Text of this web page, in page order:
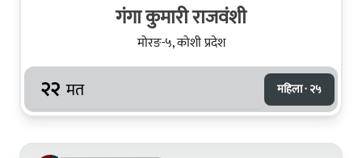
गंगा कुमारी राजवंशी
मोरङ-५, कोशी प्रदेश
२२ मत महिला · २५